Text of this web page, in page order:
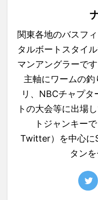
関東各地のバスフ
タルボートスタイ
マンアングラーで
主軸にワームの
リ、NBCチャプ
トの大会等に出場
トジャンキー
Twitter）を中心に
タン